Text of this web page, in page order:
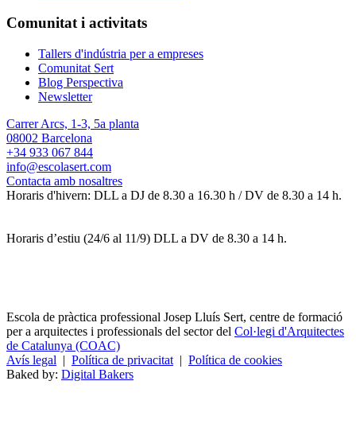
Comunitat i activitats
Tallers d'indústria per a empreses
Comunitat Sert
Blog Perspectiva
Newsletter
Carrer Arcs, 1-3, 5a planta
08002 Barcelona
+34 933 067 844
info@escolasert.com
Contacta amb nosaltres
Horaris d'hivern: DLL a DJ de 8.30 a 16.30 h / DV de 8.30 a 14 h.
Horaris d’estiu (24/6 al 11/9) DLL a DV de 8.30 a 14 h.
Escola de pràctica professional Josep Lluís Sert, centre de formació
per a arquitectes i professionals del sector del Col·legi d'Arquitectes
de Catalunya (COAC)
Avís legal | Política de privacitat | Política de cookies
Baked by: Digital Bakers